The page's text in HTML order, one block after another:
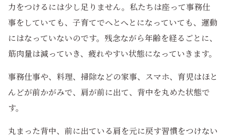
力をつけるには少し足りません。私たちは座って事務仕
事をしていても、子育てでへとへとになっていても、運動
にはなっていないのです。残念ながら年齢を経るごとに、
筋肉量は減っていき、疲れやすい状態になっていきます。
事務仕事や、料理、掃除などの家事、スマホ、育児はほと
んどが前かがみで、肩が前に出て、背中を丸めた状態で
す。
丸まった背中、前に出ている肩を元に戻す習慣をつけない